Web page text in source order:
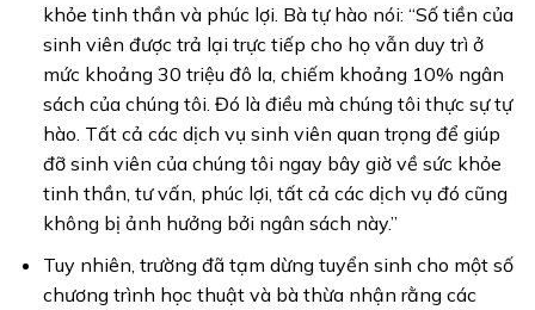
khỏe tinh thần và phúc lợi. Bà tự hào nói: “Số tiền của
sinh viên được trả lại trực tiếp cho họ vẫn duy trì ở
mức khoảng 30 triệu đô la, chiếm khoảng 10% ngân
sách của chúng tôi. Đó là điều mà chúng tôi thực sự tự
hào. Tất cả các dịch vụ sinh viên quan trọng để giúp
đỡ sinh viên của chúng tôi ngay bây giờ về sức khỏe
tinh thần, tư vấn, phúc lợi, tất cả các dịch vụ đó cũng
không bị ảnh hưởng bởi ngân sách này.”
Tuy nhiên, trường đã tạm dừng tuyển sinh cho một số
chương trình học thuật và bà thừa nhận rằng các